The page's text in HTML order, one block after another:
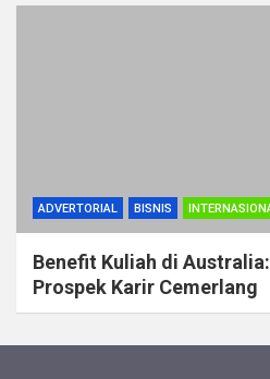
ADVERTORIAL BISNIS
Benefit Kuliah di
Prospek Karir Cemerlang